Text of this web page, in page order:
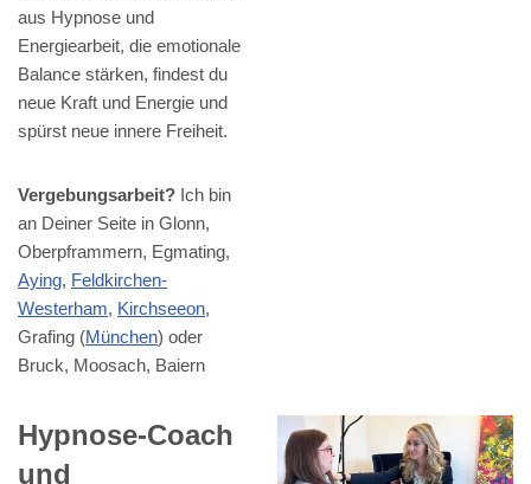
aus Hypnose und
Energiearbeit, die emotionale
Balance stärken, findest du
neue Kraft und Energie und
spürst neue innere Freiheit.
Vergebungsarbeit? Ich bin
an Deiner Seite in Glonn,
Oberpframmern, Egmating,
Aying, Feldkirchen-
Westerham, Kirchseeon,
Grafing (München) oder
Bruck, Moosach, Baiern
Hypnose-Coach
und